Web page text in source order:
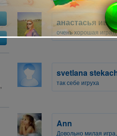
,
анастасья
очень хорошая
svetlana
так себе игруха
Ann
Довольно милая